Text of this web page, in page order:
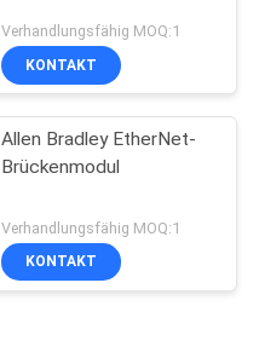
Verhandlungsfähig MOQ:1
KONTAKT
Allen Bradley EtherNet-
Brückenmodul
Verhandlungsfähig MOQ:1
KONTAKT